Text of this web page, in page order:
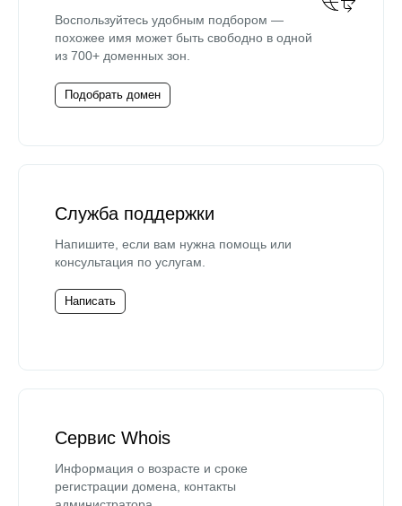
Воспользуйтесь удобным подбором —
похожее имя может быть свободно в одной
из 700+ доменных зон.
Подобрать домен
Служба поддержки
Напишите, если вам нужна помощь или
консультация по услугам.
Написать
Сервис Whois
Информация о возрасте и сроке
регистрации домена, контакты